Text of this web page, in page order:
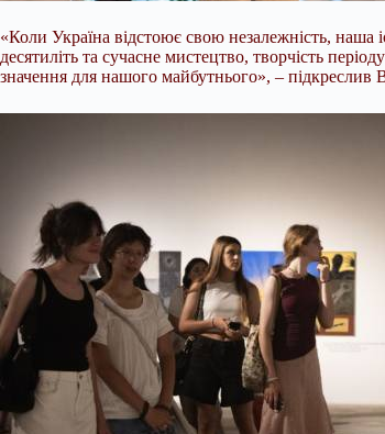
«Коли Україна відстоює свою незалежність, наша
десятиліть та сучасне мистецтво, творчість
значення для нашого майбутнього», – підкреслив